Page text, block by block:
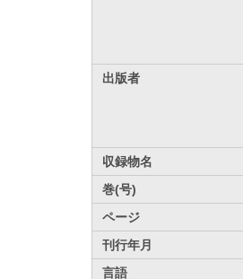
出版者
収録物名
巻(号)
ページ
刊行年月
言語